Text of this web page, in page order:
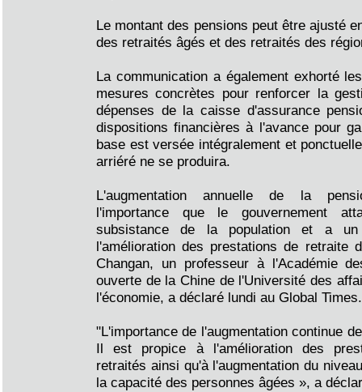
Le montant des pensions peut être ajusté
des retraités âgés et des retraités des
La communication a également exhorté
mesures concrètes pour renforcer la
dépenses de la caisse d'assurance
dispositions financières à l'avance pour
base est versée intégralement et
arriéré ne se produira.
L'augmentation annuelle de la
l'importance que le gouvernement
subsistance de la population et a
l'amélioration des prestations de retraite
Changan, un professeur à l'Académie
ouverte de la Chine de l'Université des
l'économie, a déclaré lundi au Global Times.
"L'importance de l'augmentation continue
Il est propice à l'amélioration des
retraités ainsi qu'à l'augmentation du
la capacité des personnes âgées », a